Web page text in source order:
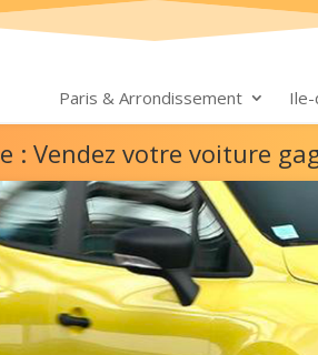
Paris & Arrondissement Ile-
: Vendez votre voiture